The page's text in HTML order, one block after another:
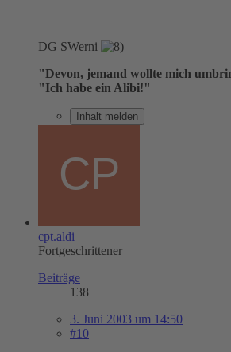
DG SWerni
"Devon, jemand wollte mich
"Ich habe ein Alibi!"
Inhalt melden
cpt.aldi
Fortgeschrittener
Beiträge
138
3. Juni 2003 um 14:50
#10